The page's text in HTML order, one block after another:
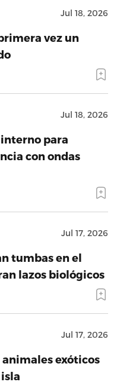
Jul 18, 2026
vez un
Jul 18, 2026
interno para
con ondas
Jul 17, 2026
tumbas en el
lazos biológicos
Jul 17, 2026
exóticos